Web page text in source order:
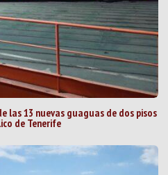
las 13 nuevas guaguas de dos pisos
de Tenerife